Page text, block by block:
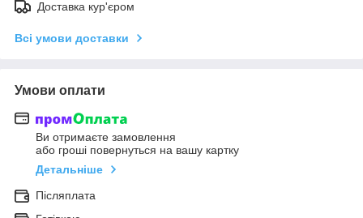
Доставка кур'єром
Всі умови доставки
Умови оплати
Ви отримаєте замовлення
або гроші повернуться на вашу картку
Детальніше
Післяплата